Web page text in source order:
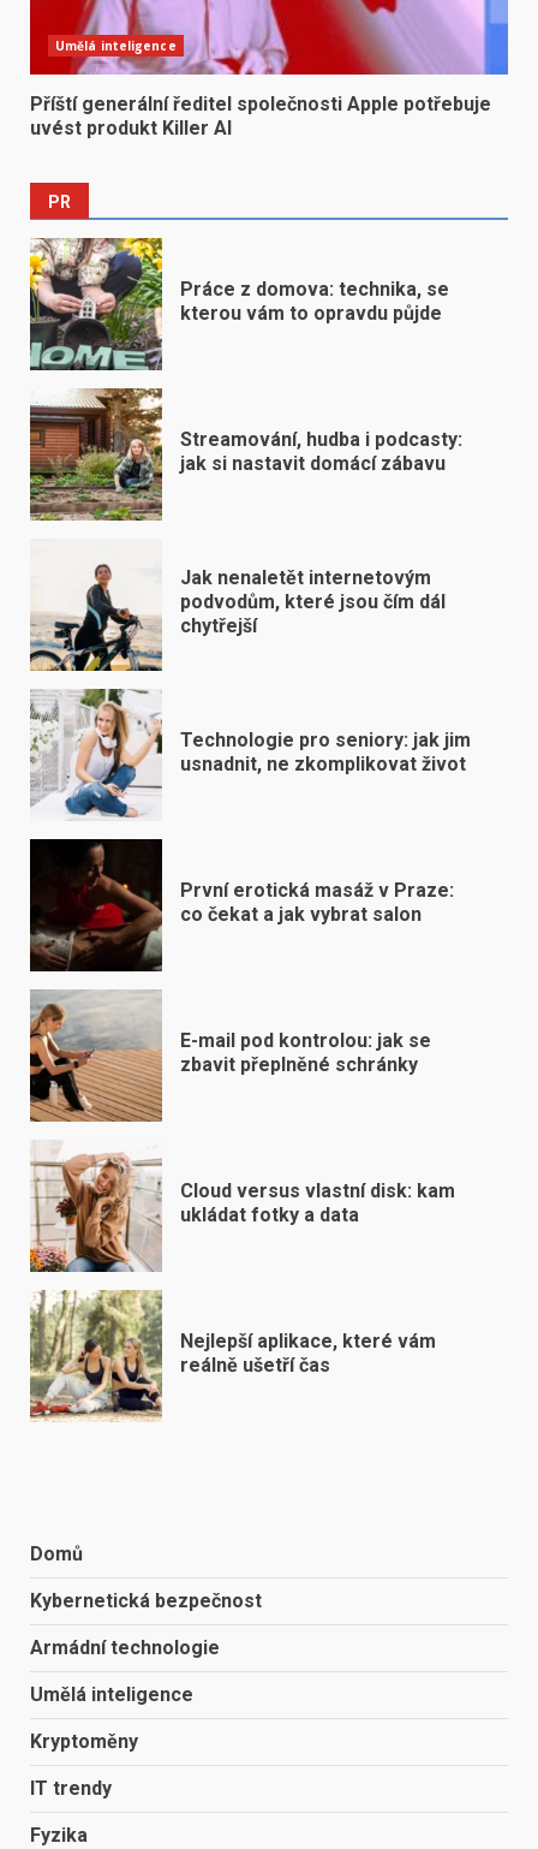
Umělá inteligence
Příští generální ředitel společnosti Apple potřebuje
uvést produkt Killer AI
PR
Práce z domova: technika, se
kterou vám to opravdu půjde
Streamování, hudba i podcasty:
jak si nastavit domácí zábavu
Jak nenaletět internetovým
podvodům, které jsou čím dál
chytřejší
Technologie pro seniory: jak jim
usnadnit, ne zkomplikovat život
První erotická masáž v Praze:
co čekat a jak vybrat salon
E-mail pod kontrolou: jak se
zbavit přeplněné schránky
Cloud versus vlastní disk: kam
ukládat fotky a data
Nejlepší aplikace, které vám
reálně ušetří čas
Domů
Kybernetická bezpečnost
Armádní technologie
Umělá inteligence
Kryptoměny
IT trendy
Fyzika